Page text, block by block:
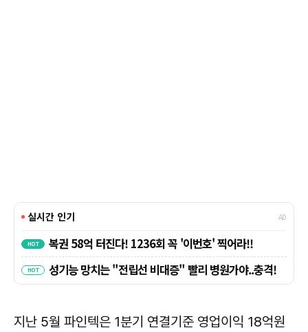
지난 5월 파인텍은 1분기 연결기준 영업이익 18억원